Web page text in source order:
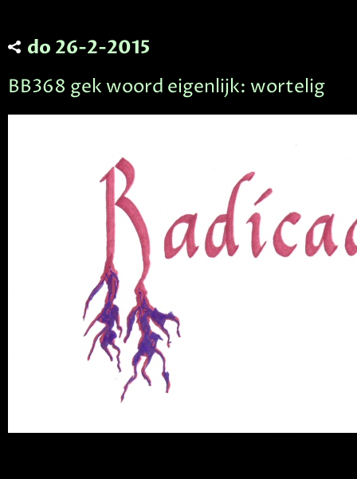
do 26-2-2015
BB368 gek woord eigenlijk: wortelig